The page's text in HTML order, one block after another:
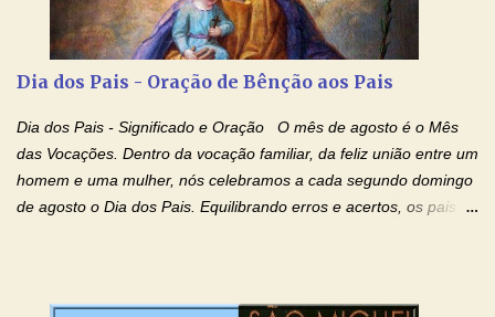
Poderoso, Criador do céu e da terra; e em Jesus Cristo, seu
único Filho, nosso Senhor; que foi concebido pelo poder do Espí­
foi crucificado, morto e sepultado. Desceu à mansão dos mortos;
ressuscitou ao terceiro dia; subiu aos céus, está sentado à direita
de Deus Pai todo-poderoso, donde há de vir a julgar os v...
Dia dos Pais - Oração de Bênção aos Pais
Dia dos Pais - Significado e Oração O mês de agosto é o Mês
das Vocações. Dentro da vocação familiar, da feliz união entre um
homem e uma mulher, nós celebramos a cada segundo domingo
de agosto o Dia dos Pais. Equilibrando erros e acertos, os pais
conforto, boa alimentação, educação de qualidade. E, em geral,